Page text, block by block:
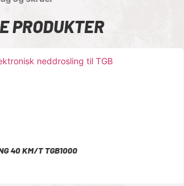
PRODUKTER
40 KM/T TGB1000